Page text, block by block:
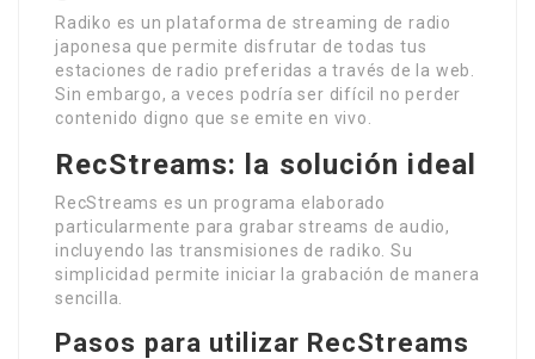
Radiko es un plataforma de streaming de radio
japonesa que permite disfrutar de todas tus
estaciones de radio preferidas a través de la web.
Sin embargo, a veces podría ser difícil no perder
contenido digno que se emite en vivo.
RecStreams: la solución ideal
RecStreams es un programa elaborado
particularmente para grabar streams de audio,
incluyendo las transmisiones de radiko. Su
simplicidad permite iniciar la grabación de manera
sencilla.
Pasos para utilizar RecStreams